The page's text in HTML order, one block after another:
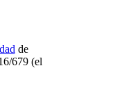
de
679 (el